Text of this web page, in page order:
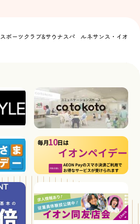
スポーツクラブ&サウナスパ ルネサンス・イオ